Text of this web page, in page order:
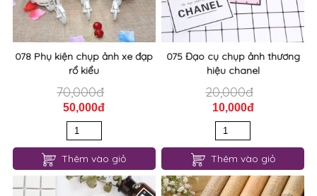
078 Phụ kiện chụp ảnh xe đạp
rổ kiểu
70,000đ
50,000đ
Thêm vào giỏ
075 Đạo cụ chụp ảnh thương
hiệu chanel
20,000đ
10,000đ
Thêm vào giỏ